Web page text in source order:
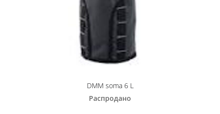
DMM soma 6 L
Распродано